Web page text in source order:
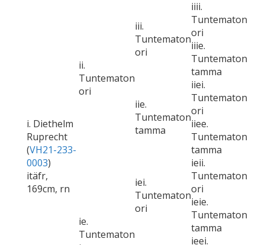
i. Diethelm
Ruprecht
(VH21-233-
0003)
itäfr,
169cm, rn
ii.
Tuntematon
ori
iii.
Tuntematon
ori
iiii.
Tuntematon
ori
iiie.
Tuntematon
tamma
iie.
Tuntematon
tamma
iiei.
Tuntematon
ori
iiee.
Tuntematon
tamma
ie.
Tuntematon
iei.
Tuntematon
ori
ieii.
Tuntematon
ori
ieie.
Tuntematon
tamma
ieei.